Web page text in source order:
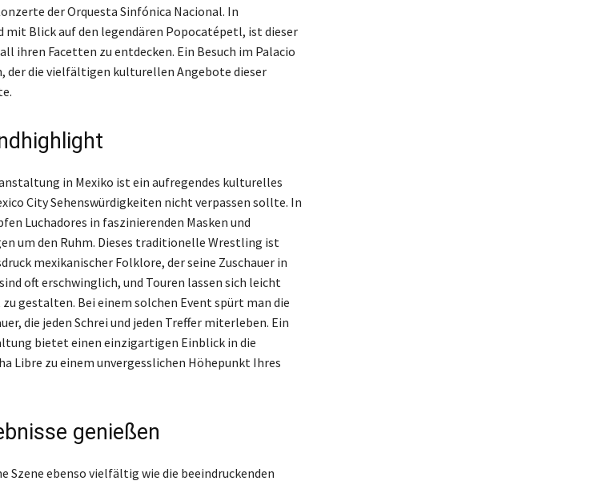
der Orquesta Sinfónica Nacional. In
Blick auf den legendären Popocatépetl, ist dieser
ihren Facetten zu entdecken. Ein Besuch im Palacio
der die vielfältigen kulturellen Angebote dieser
in Mexiko ist ein aufregendes kulturelles
City Sehenswürdigkeiten nicht verpassen sollte. In
Luchadores in faszinierenden Masken und
um den Ruhm. Dieses traditionelle Wrestling ist
mexikanischer Folklore, der seine Zuschauer in
oft erschwinglich, und Touren lassen sich leicht
gestalten. Bei einem solchen Event spürt man die
die jeden Schrei und jeden Treffer miterleben. Ein
bietet einen einzigartigen Einblick in die
Libre zu einem unvergesslichen Höhepunkt Ihres
genießen
Szene ebenso vielfältig wie die beeindruckenden